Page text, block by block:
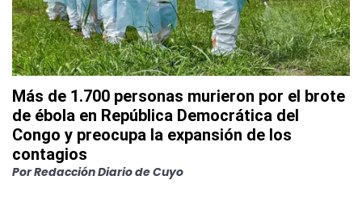
Más de 1.700 personas murieron por el brote
de ébola en República Democrática del
Congo y preocupa la expansión de los
contagios
PorRedacción Diario de Cuyo